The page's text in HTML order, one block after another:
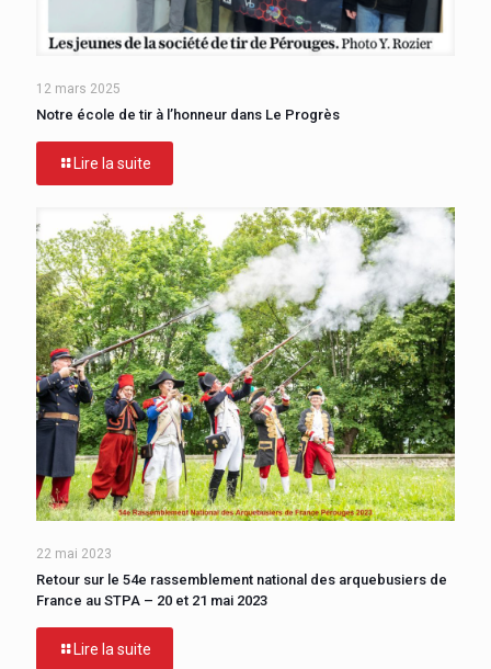
12 mars 2025
Notre école de tir à l’honneur dans Le Progrès
Lire la suite
22 mai 2023
Retour sur le 54e rassemblement national des arquebusiers de
France au STPA – 20 et 21 mai 2023
Lire la suite